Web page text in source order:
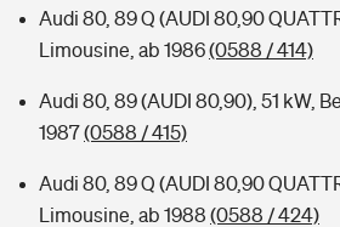
Audi 80, 89 Q (AUDI 80,90
Limousine, ab 1986(0588 / 414)
Audi 80, 89 (AUDI 80,90), 51 kW,
1987(0588 / 415)
Audi 80, 89 Q (AUDI 80,90
Limousine, ab 1988 (0588 / 424)